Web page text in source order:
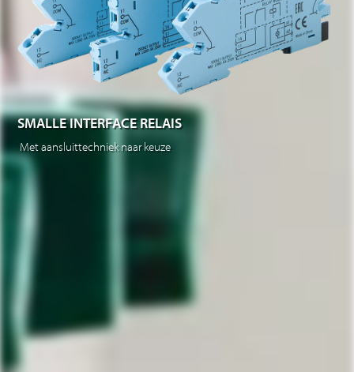
SMALLE INTERFACE RELAIS
Met aansluittechniek naar keuze